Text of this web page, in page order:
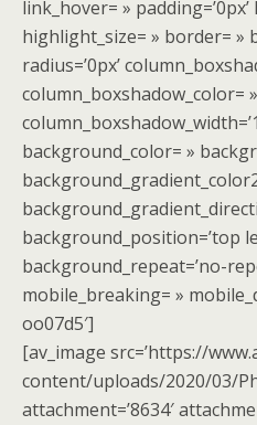
link_hover= »
highlight_size= » border= »
radius=’0px’
column_boxshadow_color= »
background_color= »
background_position=’top
background_repeat=’no-
mobile_breaking= »
oo07d5′]
[av_image src=’https://
content/uploads/2020/03/
attachment=’8634′